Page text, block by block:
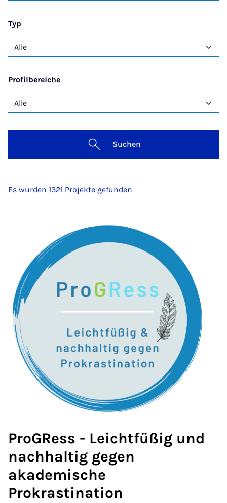
Typ
Profilbereiche
Suchen
Es wurden 1321 Projekte gefunden
ProGRess - Leichtfüßig und
nachhaltig gegen
akademische
Prokrastination